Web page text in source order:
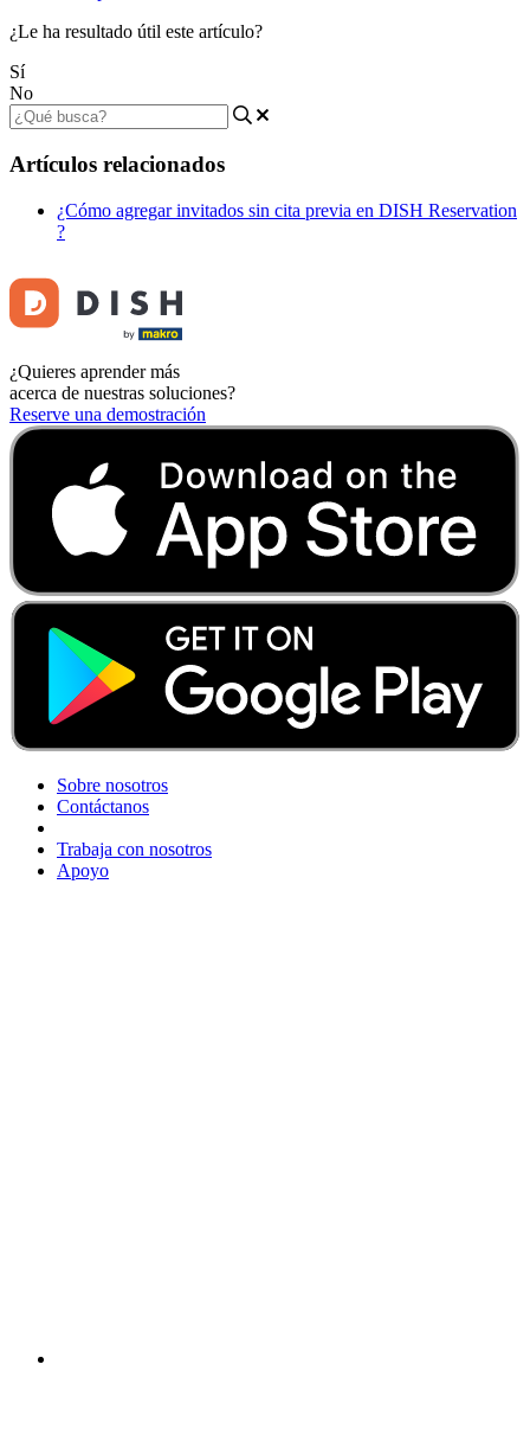
¿Le ha resultado útil este artículo?
Sí
No
Artículos relacionados
¿Cómo agregar invitados sin cita previa en DISH Reservation
?
¿Quieres aprender más
acerca de nuestras soluciones?
Reserve una demostración
Sobre nosotros
Contáctanos
Trabaja con nosotros
Apoyo